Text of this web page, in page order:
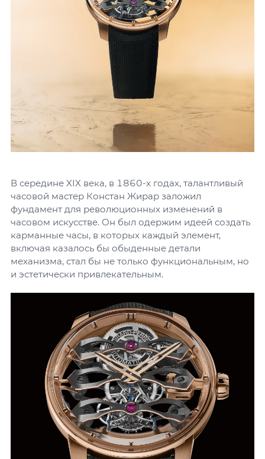
В середине XIX века, в 1860-х годах, талантливый
часовой мастер Констан Жирар заложил
фундамент для революционных изменений в
часовом искусстве. Он был одержим идеей создать
карманные часы, в которых каждый элемент,
включая казалось бы обыденные детали
механизма, стал бы не только функциональным, но
и эстетически привлекательным.